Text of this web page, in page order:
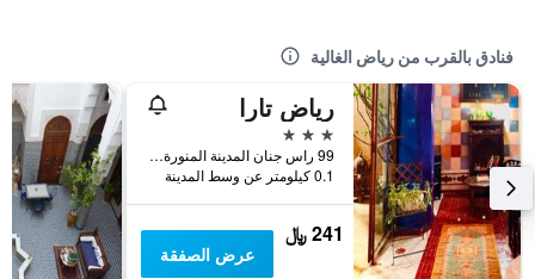
فنادق بالقرب من رياض الغالية
رياض تارا
3 نجوم
99 راس جنان المدينة المنورة, فاس, المغرب
0.1 كيلومتر عن وسط المدينة
241 ﷼
عرض الصفقة